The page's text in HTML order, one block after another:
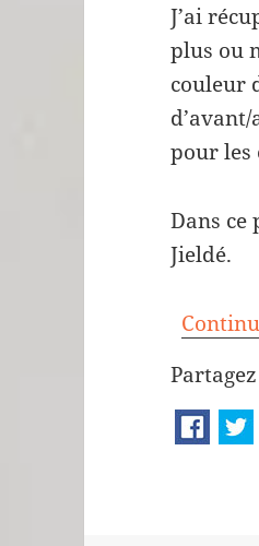
J’ai
plus ou
couleur
pour les
Dans ce
Jieldé.